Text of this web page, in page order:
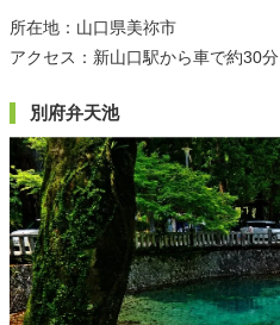
所在地：山口県美祢市
アクセス：新山口駅から車で約30分
別府弁天池